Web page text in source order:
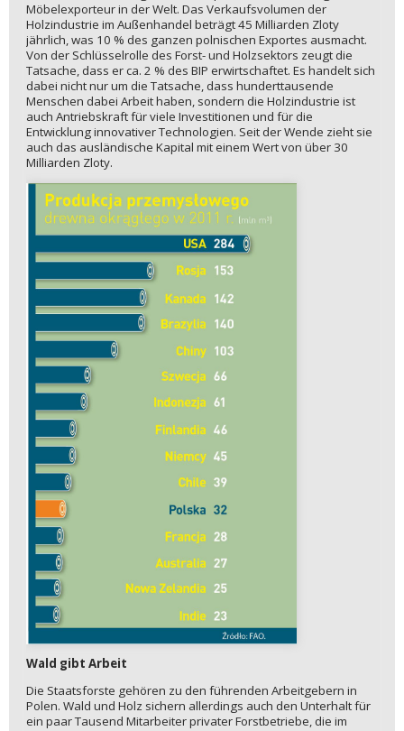
Möbelexporteur in der Welt. Das Verkaufsvolumen der
Holzindustrie im Außenhandel beträgt 45 Milliarden Zloty
jährlich, was 10 % des ganzen polnischen Exportes ausmacht.
Von der Schlüsselrolle des Forst- und Holzsektors zeugt die
Tatsache, dass er ca. 2 % des BIP erwirtschaftet. Es handelt sich
dabei nicht nur um die Tatsache, dass hunderttausende
Menschen dabei Arbeit haben, sondern die Holzindustrie ist
auch Antriebskraft für viele Investitionen und für die
Entwicklung innovativer Technologien. Seit der Wende zieht sie
auch das ausländische Kapital mit einem Wert von über 30
Milliarden Zloty.
Wald gibt Arbeit
Die Staatsforste gehören zu den führenden Arbeitgebern in
Polen. Wald und Holz sichern allerdings auch den Unterhalt für
ein paar Tausend Mitarbeiter privater Forstbetriebe, die im